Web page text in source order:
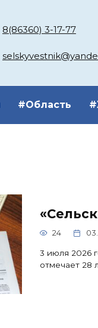
8(86360) 3-17-77
#Область
24
3 июля 2026
отмечает 28